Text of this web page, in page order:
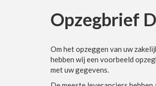
Opzegbrief
Om het opzeggen van uw
hebben wij een voorbeeld
met uw gegevens.